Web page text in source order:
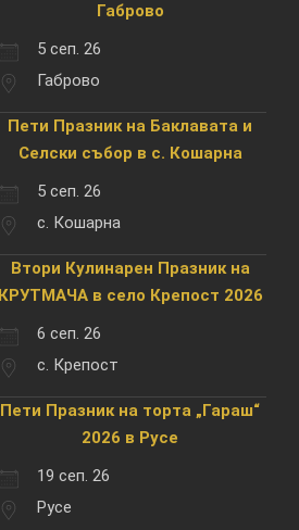
Габрово
5 сеп. 26
Габрово
Пети Празник на Баклавата и
Селски събор в с. Кошарна
5 сеп. 26
с. Кошарна
Втори Кулинарен Празник на
КРУТМАЧА в село Крепост 2026
6 сеп. 26
с. Крепост
Пети Празник на торта „Гараш“
2026 в Русе
19 сеп. 26
Русе